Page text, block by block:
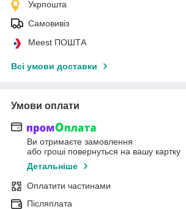
Укрпошта
Самовивіз
Meest ПОШТА
Всі умови доставки
Умови оплати
Ви отримаєте замовлення
або гроші повернуться на вашу картку
Детальніше
Оплатити частинами
Післяплата